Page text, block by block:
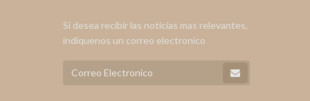
Si desea recibir las noticias mas relevantes,
indiquenos un correo electronico